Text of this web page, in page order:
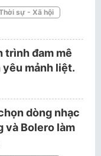
sự - Xã hội
trình đam mê
yêu mảnh liệt.
dòng nhạc
và Bolero làm